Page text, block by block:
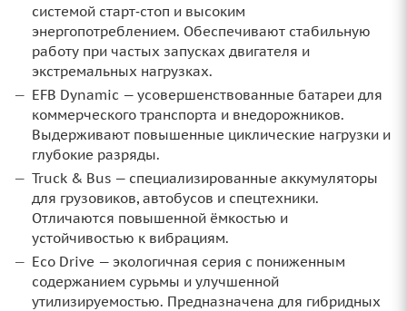
системой старт‑стоп и высоким
энергопотреблением. Обеспечивают стабильную
работу при частых запусках двигателя и
экстремальных нагрузках.
EFB Dynamic — усовершенствованные батареи для
коммерческого транспорта и внедорожников.
Выдерживают повышенные циклические нагрузки и
глубокие разряды.
Truck & Bus — специализированные аккумуляторы
для грузовиков, автобусов и спецтехники.
Отличаются повышенной ёмкостью и
устойчивостью к вибрациям.
Eco Drive — экологичная серия с пониженным
содержанием сурьмы и улучшенной
утилизируемостью. Предназначена для гибридных